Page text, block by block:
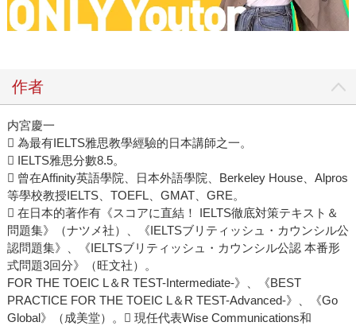
作者
内宮慶一
 為最有IELTS雅思教學經驗的日本講師之一。
 IELTS雅思分數8.5。
 曾在Affinity英語學院、日本外語學院、Berkeley House、Alpros
等學校教授IELTS、TOEFL、GMAT、GRE。
 在日本的著作有《スコアに直結！ IELTS徹底対策テキスト＆
問題集》（ナツメ社）、《IELTSブリティッシュ・カウンシル公
認問題集》、《IELTSブリティッシュ・カウンシル公認 本番形
式問題3回分》（旺文社）。
FOR THE TOEIC L＆R TEST-Intermediate-》、《BEST
PRACTICE FOR THE TOEIC L＆R TEST-Advanced-》、《Go
Global》（成美堂）。  現任代表Wise Communications和